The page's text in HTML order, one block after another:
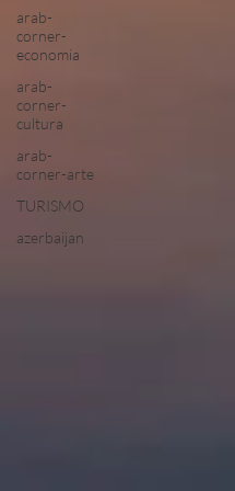
arab-
corner-
economia
arab-
corner-
cultura
arab-
corner-arte
TURISMO
azerbaijan